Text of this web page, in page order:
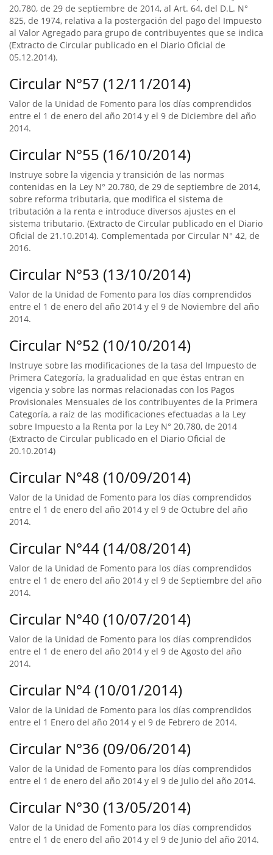
20.780, de 29 de septiembre de 2014, al Art. 64, del D.L. N°
825, de 1974, relativa a la postergación del pago del Impuesto
al Valor Agregado para grupo de contribuyentes que se indica
(Extracto de Circular publicado en el Diario Oficial de
05.12.2014).
Circular N°57 (12/11/2014)
Valor de la Unidad de Fomento para los días comprendidos
entre el 1 de enero del año 2014 y el 9 de Diciembre del año
2014.
Circular N°55 (16/10/2014)
Instruye sobre la vigencia y transición de las normas
contenidas en la Ley N° 20.780, de 29 de septiembre de 2014,
sobre reforma tributaria, que modifica el sistema de
tributación a la renta e introduce diversos ajustes en el
sistema tributario. (Extracto de Circular publicado en el Diario
Oficial de 21.10.2014). Complementada por Circular N° 42, de
2016.
Circular N°53 (13/10/2014)
Valor de la Unidad de Fomento para los días comprendidos
entre el 1 de enero del año 2014 y el 9 de Noviembre del año
2014.
Circular N°52 (10/10/2014)
Instruye sobre las modificaciones de la tasa del Impuesto de
Primera Categoría, la gradualidad en que éstas entran en
vigencia y sobre las normas relacionadas con los Pagos
Provisionales Mensuales de los contribuyentes de la Primera
Categoría, a raíz de las modificaciones efectuadas a la Ley
sobre Impuesto a la Renta por la Ley N° 20.780, de 2014
(Extracto de Circular publicado en el Diario Oficial de
20.10.2014)
Circular N°48 (10/09/2014)
Valor de la Unidad de Fomento para los días comprendidos
entre el 1 de enero del año 2014 y el 9 de Octubre del año
2014.
Circular N°44 (14/08/2014)
Valor de la Unidad de Fomento para los días comprendidos
entre el 1 de enero del año 2014 y el 9 de Septiembre del año
2014.
Circular N°40 (10/07/2014)
Valor de la Unidad de Fomento para los días comprendidos
entre el 1 de enero del año 2014 y el 9 de Agosto del año
2014.
Circular N°4 (10/01/2014)
Valor de la Unidad de Fomento para los días comprendidos
entre el 1 Enero del año 2014 y el 9 de Febrero de 2014.
Circular N°36 (09/06/2014)
Valor de la Unidad de Fomento para los días comprendidos
entre el 1 de enero del año 2014 y el 9 de Julio del año 2014.
Circular N°30 (13/05/2014)
Valor de la Unidad de Fomento para los días comprendidos
entre el 1 de enero del año 2014 y el 9 de Junio del año 2014.